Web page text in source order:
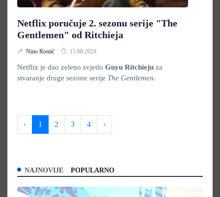
Netflix poručuje 2. sezonu serije "The
Gentlemen" od Ritchieja
Nino Romić 15.08.2024.
Netflix je dao zeleno svjetlo Guyu Ritchieju za
stvaranje druge sezone serije The Gentlemen.
‹ 1 2 3 4 ›
NAJNOVIJE POPULARNO